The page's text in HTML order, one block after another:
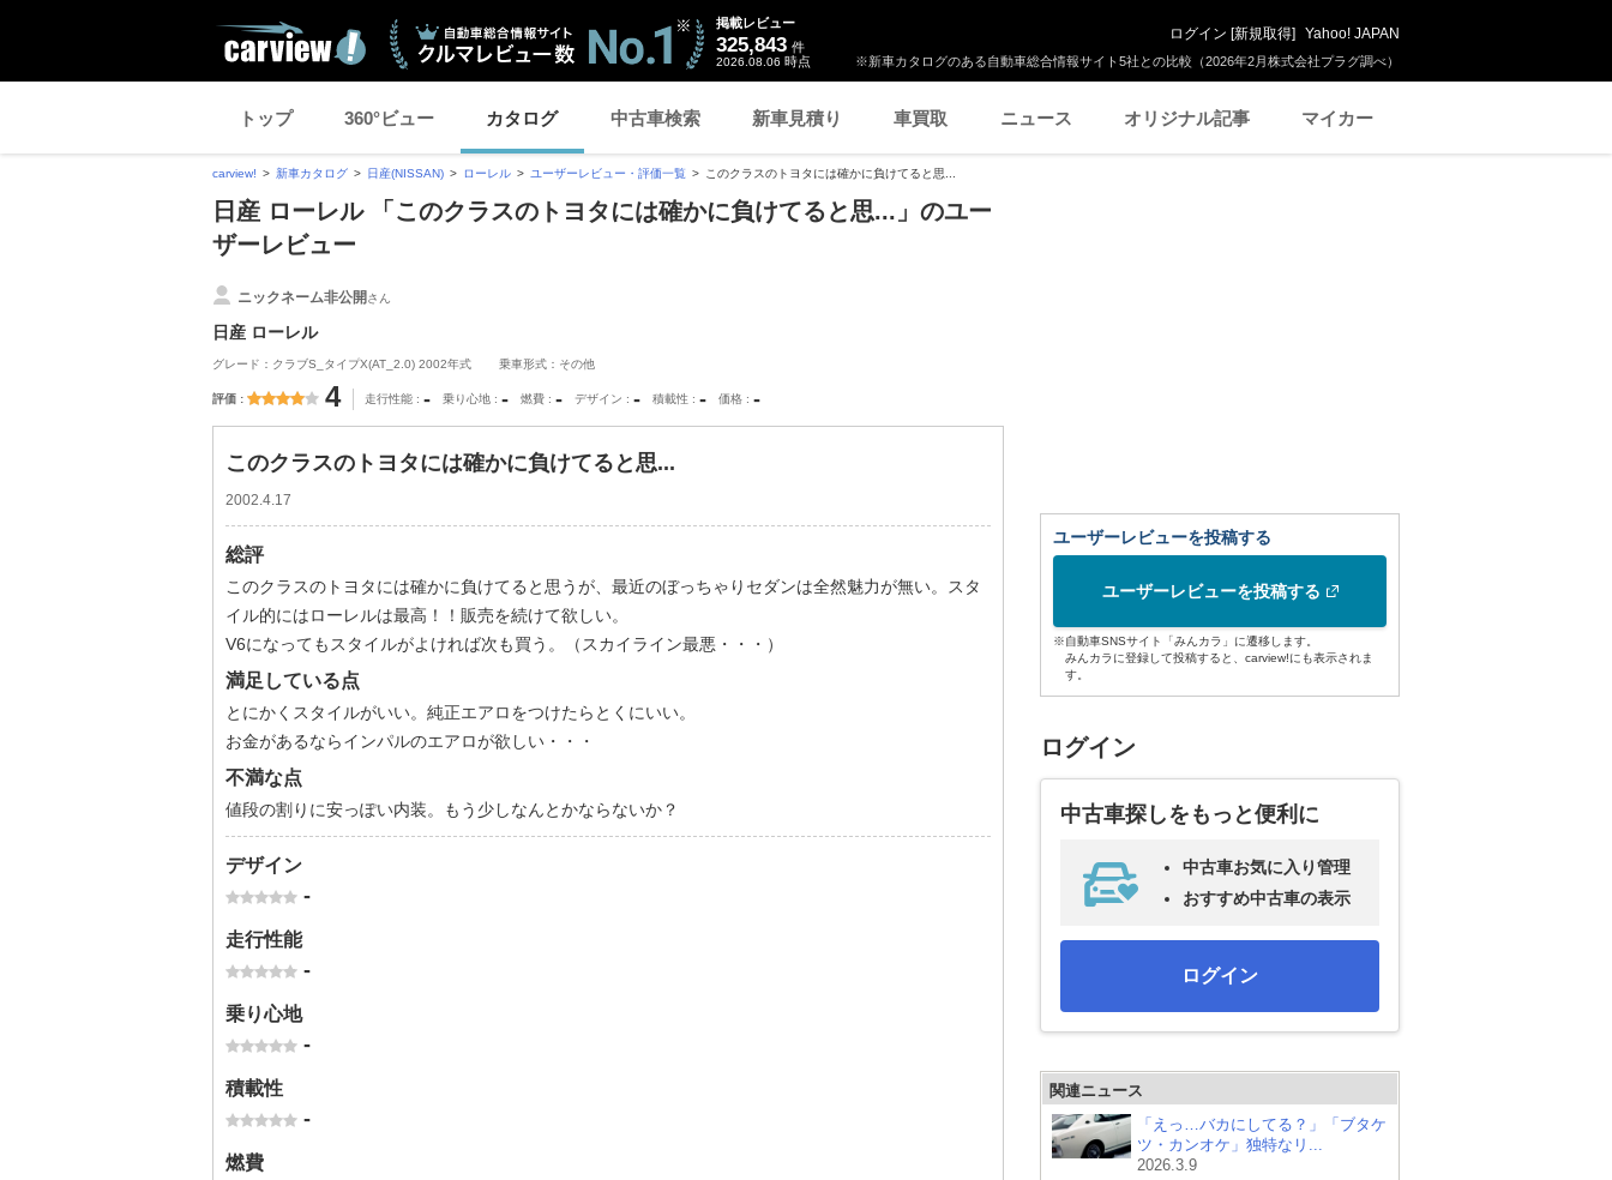
※新車カタログのある自動車総合情報サイト5社との比較（2026年2月株式会社プラグ調べ）
掲載レビュー
325,843 件
2026.08.06 時点
ログイン [新規取得] Yahoo! JAPAN
トップ 360°ビュー カタログ 中古車検索 新車見積り 車買取 ニュース オリジナル記事 マイカー
carview! 新車カタログ 日産(NISSAN) ローレル ユーザーレビュー・評価一覧 このクラスのトヨタには確かに負けてると思...
日産 ローレル 「このクラスのトヨタには確かに負けてると思...」のユー
ザーレビュー
ニックネーム非公開さん
日産 ローレル
グレード：クラブS_タイプX(AT_2.0) 2002年式 乗車形式：その他
評価 4 走行性能 - 乗り心地 - 燃費 - デザイン - 積載性 - 価格 -
このクラスのトヨタには確かに負けてると思...
2002.4.17
総評
このクラスのトヨタには確かに負けてると思うが、最近のぼっちゃりセダンは全然魅力が無い。スタ
イル的にはローレルは最高！！販売を続けて欲しい。
V6になってもスタイルがよければ次も買う。（スカイライン最悪・・・）
満足している点
とにかくスタイルがいい。純正エアロをつけたらとくにいい。
お金があるならインパルのエアロが欲しい・・・
不満な点
値段の割りに安っぽい内装。もう少しなんとかならないか？
デザイン
-
走行性能
-
乗り心地
-
積載性
-
燃費
ユーザーレビューを投稿する
ユーザーレビューを投稿する
※自動車SNSサイト「みんカラ」に遷移します。
みんカラに登録して投稿すると、carview!にも表示されま
す。
ログイン
中古車探しをもっと便利に
中古車お気に入り管理
おすすめ中古車の表示
ログイン
関連ニュース
「えっ…バカにしてる？」「ブタケ
ツ・カンオケ」独特なリ...
2026.3.9